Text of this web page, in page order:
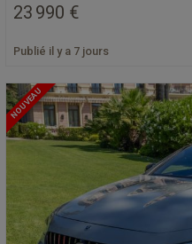
23 990 €
Publié il y a 7 jours
NOUVEAU